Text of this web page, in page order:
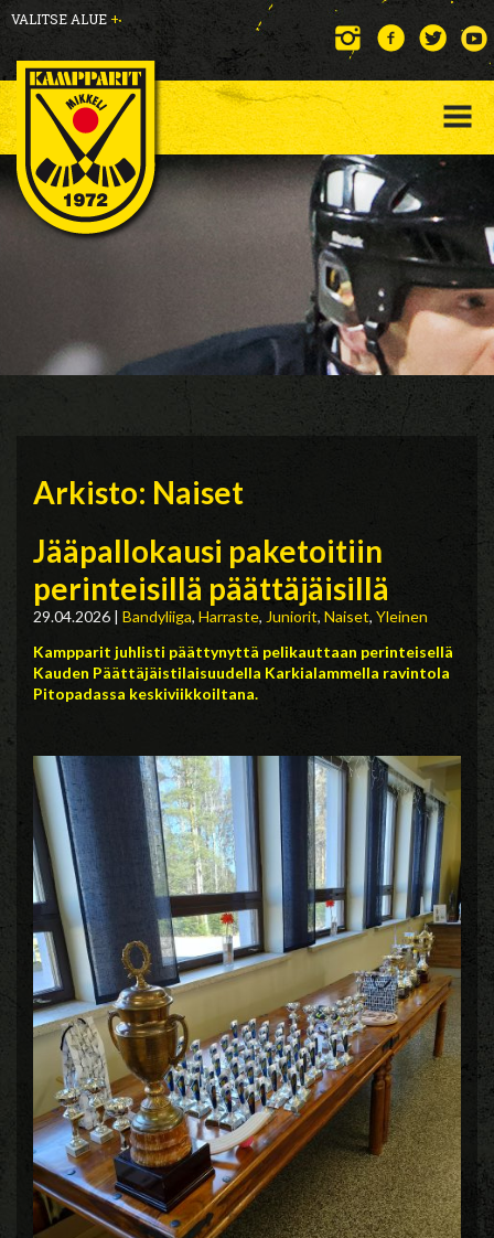
VALITSE ALUE +
Arkisto: Naiset
Jääpallokausi paketoitiin
perinteisillä päättäjäisillä
29.04.2026 | Bandyliiga, Harraste, Juniorit, Naiset, Yleinen
Kampparit juhlisti päättynyttä pelikauttaan perinteisellä
Kauden Päättäjäistilaisuudella Karkialammella ravintola
Pitopadassa keskiviikkoiltana.